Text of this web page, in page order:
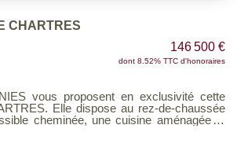
CHARTRES
146 500 €
dont 8.52% TTC d'honoraires
vous proposent en exclusivité cette
Elle dispose au rez-de-chaussée
cheminée, une cuisine aménagée et